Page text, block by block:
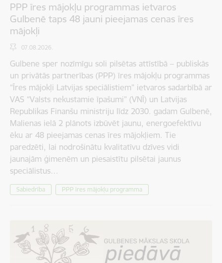
PPP īres mājokļu programmas ietvaros
Gulbenē taps 48 jauni pieejamas cenas īres
mājokļi
07.08.2026.
Gulbene sper nozīmīgu soli pilsētas attīstībā – publiskās
un privātās partnerības (PPP) īres mājokļu programmas
“Īres mājokļi Latvijas speciālistiem” ietvaros sadarbībā ar
VAS “Valsts nekustamie īpašumi” (VNĪ) un Latvijas
Republikas Finanšu ministriju līdz 2030. gadam Gulbenē,
Malienas ielā 2 plānots izbūvēt jaunu, energoefektīvu
ēku ar 48 pieejamas cenas īres mājokļiem. Tie
paredzēti, lai nodrošinātu kvalitatīvu dzīves vidi
jaunajām ģimenēm un piesaistītu pilsētai jaunus
speciālistus…
Sabiedrība PPP īres mājokļu programma